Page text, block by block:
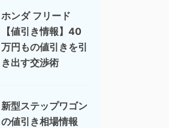
ホンダ フリード
【値引き情報】40
万円もの値引きを引
き出す交渉術
新型ステップワゴン
の値引き相場情報